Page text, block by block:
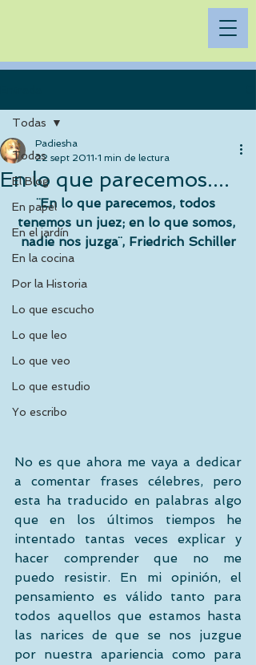
Todas
El Blog
En papel
En el jardín
En la cocina
Por la Historia
Lo que escucho
Lo que leo
Lo que veo
Lo que estudio
Yo escribo
Todas
En lo que parecemos....
Padiesha
22 sept 2011 1 min de lectura
¨En lo que parecemos, todos
tenemos un juez; en lo que somos,
nadie nos juzga¨, Friedrich Schiller
No es que ahora me vaya a dedicar
a comentar frases célebres, pero
esta ha traducido en palabras algo
que en los últimos tiempos he
intentado tantas veces explicar y
hacer comprender que no me
puedo resistir. En mi opinión, el
pensamiento es válido tanto para
todos aquellos que estamos hasta
las narices de que se nos juzgue
por nuestra apariencia como para